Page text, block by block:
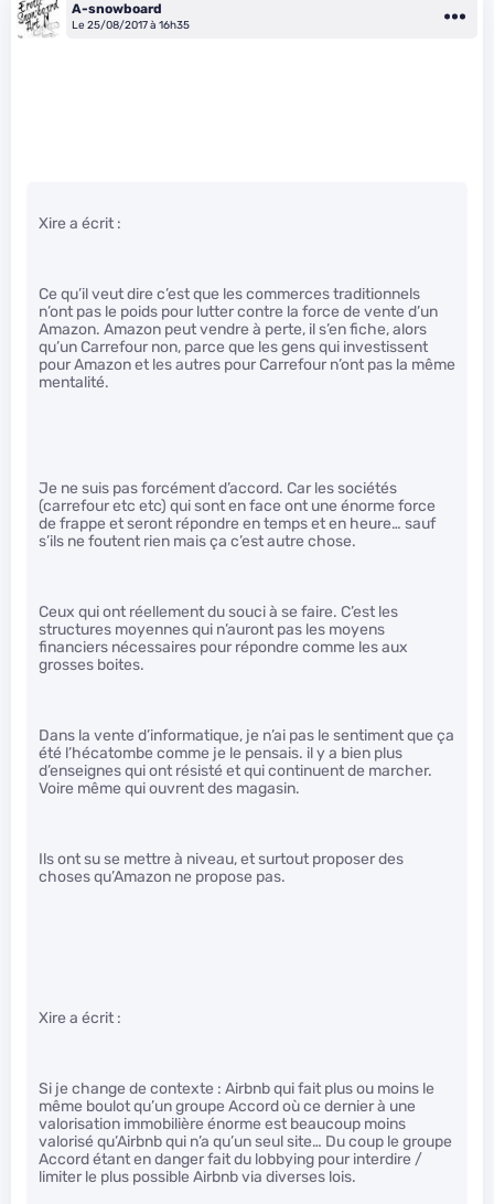
A-snowboard
Le 25/08/2017 à 16h35
Xire a écrit :
Ce qu’il veut dire c’est que les commerces traditionnels
n’ont pas le poids pour lutter contre la force de vente d’un
Amazon. Amazon peut vendre à perte, il s’en fiche, alors
qu’un Carrefour non, parce que les gens qui investissent
pour Amazon et les autres pour Carrefour n’ont pas la même
mentalité.
Je ne suis pas forcément d’accord. Car les sociétés
(carrefour etc etc) qui sont en face ont une énorme force
de frappe et seront répondre en temps et en heure… sauf
s’ils ne foutent rien mais ça c’est autre chose.
Ceux qui ont réellement du souci à se faire. C’est les
structures moyennes qui n’auront pas les moyens
financiers nécessaires pour répondre comme les aux
grosses boites.
Dans la vente d’informatique, je n’ai pas le sentiment que ça
été l’hécatombe comme je le pensais. il y a bien plus
d’enseignes qui ont résisté et qui continuent de marcher.
Voire même qui ouvrent des magasin.
Ils ont su se mettre à niveau, et surtout proposer des
choses qu’Amazon ne propose pas.
Xire a écrit :
Si je change de contexte : Airbnb qui fait plus ou moins le
même boulot qu’un groupe Accord où ce dernier à une
valorisation immobilière énorme est beaucoup moins
valorisé qu’Airbnb qui n’a qu’un seul site… Du coup le groupe
Accord étant en danger fait du lobbying pour interdire /
limiter le plus possible Airbnb via diverses lois.